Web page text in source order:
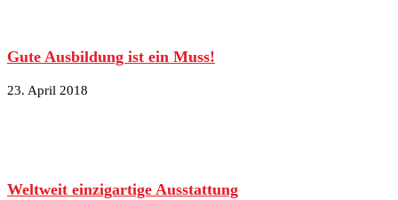
Gute Ausbildung ist ein Muss!
23. April 2018
Weltweit einzigartige Ausstattung